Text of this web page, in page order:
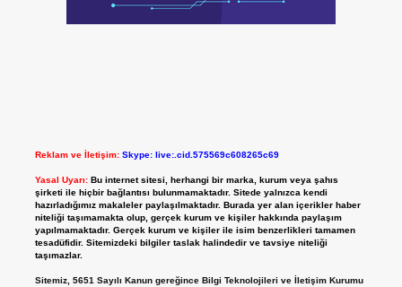
Reklam ve İletişim: Skype: live:.cid.575569c608265c69
Yasal Uyarı: Bu internet sitesi, herhangi bir marka, kurum veya şahıs
şirketi ile hiçbir bağlantısı bulunmamaktadır. Sitede yalnızca kendi
hazırladığımız makaleler paylaşılmaktadır. Burada yer alan içerikler haber
niteliği taşımamakta olup, gerçek kurum ve kişiler hakkında paylaşım
yapılmamaktadır. Gerçek kurum ve kişiler ile isim benzerlikleri tamamen
tesadüfidir. Sitemizdeki bilgiler taslak halindedir ve tavsiye niteliği
taşımazlar.
Sitemiz, 5651 Sayılı Kanun gereğince Bilgi Teknolojileri ve İletişim Kurumu